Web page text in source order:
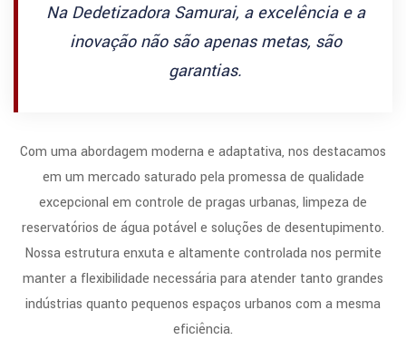
Na Dedetizadora Samurai, a excelência e a
inovação não são apenas metas, são
garantias.
Com uma abordagem moderna e adaptativa, nos destacamos
em um mercado saturado pela promessa de qualidade
excepcional em controle de pragas urbanas, limpeza de
reservatórios de água potável e soluções de desentupimento.
Nossa estrutura enxuta e altamente controlada nos permite
manter a flexibilidade necessária para atender tanto grandes
indústrias quanto pequenos espaços urbanos com a mesma
eficiência.